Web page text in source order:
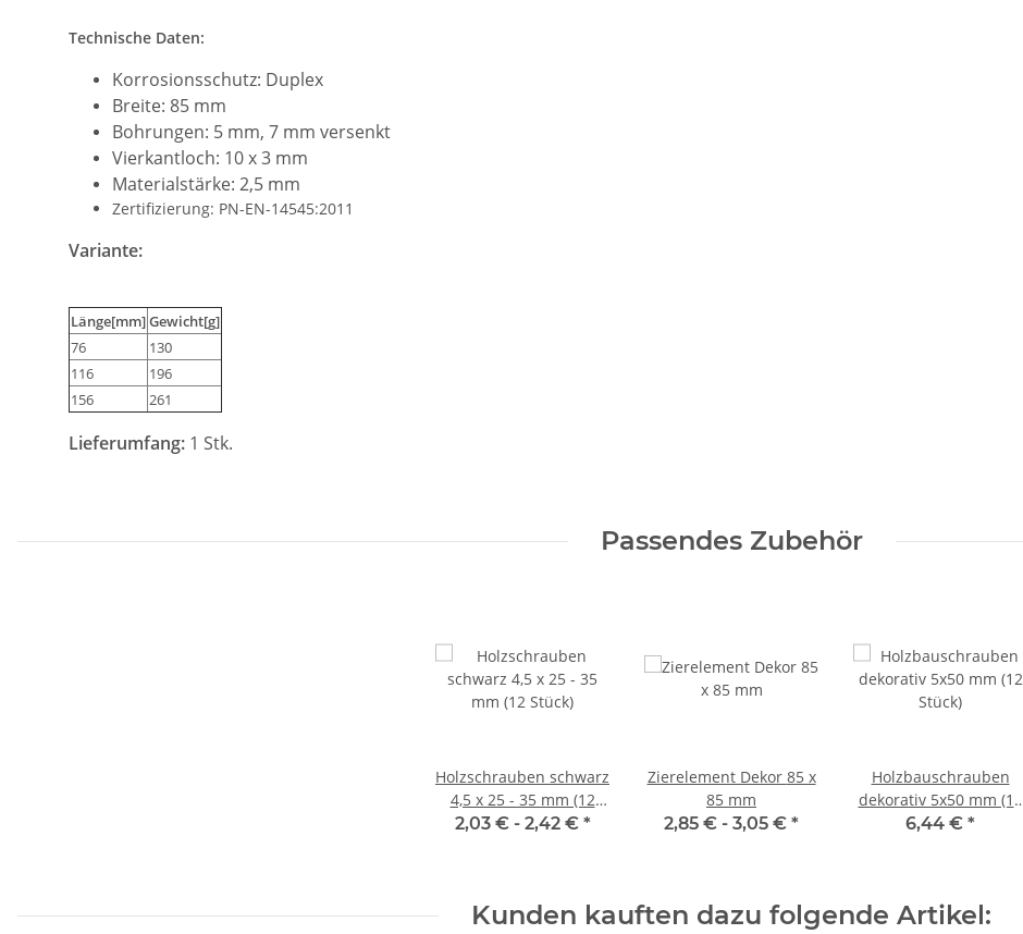
Technische Daten:
Korrosionsschutz: Duplex
Breite: 85 mm
Bohrungen: 5 mm, 7 mm versenkt
Vierkantloch: 10 x 3 mm
Materialstärke: 2,5 mm
Zertifizierung: PN-EN-14545:2011
Variante:
Länge[mm]Gewicht[g]
76
130
116
196
156
261
Lieferumfang: 1 Stk.
Passendes Zubehör
Holzschrauben schwarz
4,5 x 25 - 35 mm (12
Stück)
2,03 € - 2,42 € *
Zierelement Dekor 85 x
85 mm
2,85 € - 3,05 € *
Holzbauschrauben
dekorativ 5x50 mm (12
Stück)
6,44 € *
Kunden kauften dazu folgende Artikel: